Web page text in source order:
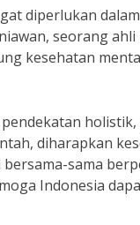
diperlukan
seorang ahli
kesehatan
diharapkan
sama
Indonesia